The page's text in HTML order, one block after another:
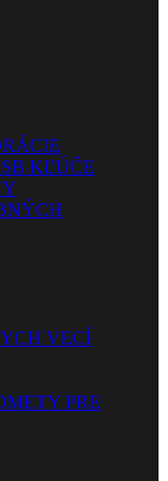
KĽÚČE
VECÍ
PRE